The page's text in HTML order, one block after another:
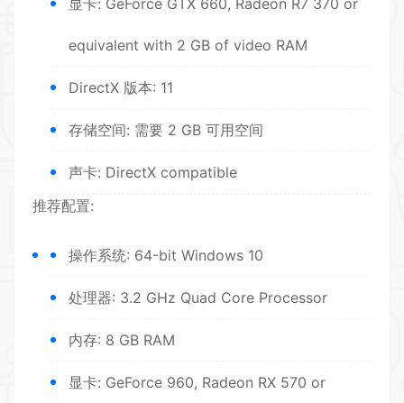
显卡: GeForce GTX 660, Radeon R7 370 or
equivalent with 2 GB of video RAM
DirectX 版本: 11
存储空间: 需要 2 GB 可用空间
声卡: DirectX compatible
推荐配置:
操作系统: 64-bit Windows 10
处理器: 3.2 GHz Quad Core Processor
内存: 8 GB RAM
显卡: GeForce 960, Radeon RX 570 or